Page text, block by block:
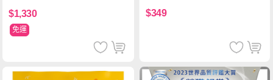
瓶)
$1,330
免運
$349